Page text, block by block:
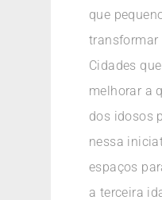
que
transformar
Cidades
melhorar a
dos idosos
nessa
espaços
a terceira